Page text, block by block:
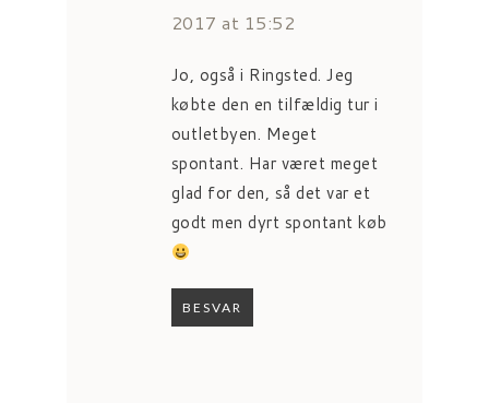
2017 at 15:52
Jo, også i Ringsted. Jeg
købte den en tilfældig tur i
outletbyen. Meget
spontant. Har været meget
glad for den, så det var et
godt men dyrt spontant køb
BESVAR